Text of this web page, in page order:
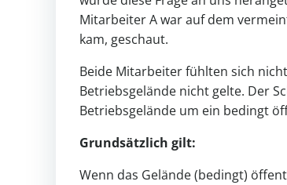
Mitarbeiter A war auf dem
kam, geschaut.
Beide Mitarbeiter fühlten sich
Betriebsgelände nicht gelte. Der
Betriebsgelände um ein bedingt
Grundsätzlich gilt:
Wenn das Gelände (bedingt)